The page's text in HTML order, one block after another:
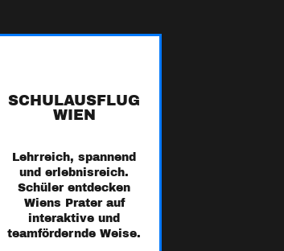
SCHULAUSFLUG
WIEN
Lehrreich, spannend
und erlebnisreich.
Schüler entdecken
Wiens Prater auf
interaktive und
teamfördernde Weise.